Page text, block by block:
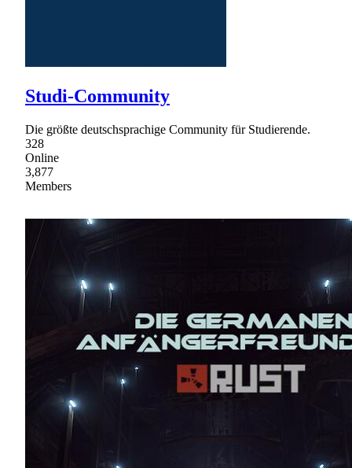
Studi-Community
Die größte deutschsprachige Community für Studierende.
328
Online
3,877
Members